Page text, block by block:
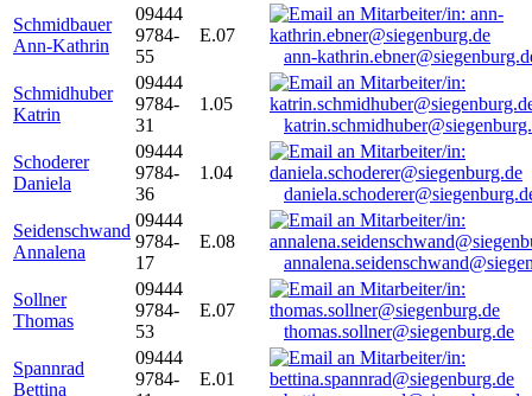
Schmidbauer
Ann-Kathrin
09444
9784-
55
E.07
ann-
Schmidhuber
Katrin
09444
9784-
31
1.05
Schoderer
Daniela
09444
9784-
36
1.04
Seidenschwand
Annalena
09444
9784-
17
E.08
Sollner
Thomas
09444
9784-
53
E.07
thomas.sollner@siegenburg.de
Spannrad
Bettina
09444
9784-
E.01